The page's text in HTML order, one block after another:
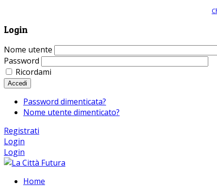
Login
Nome utente
Password
Ricordami
Accedi
Password dimenticata?
Nome utente dimenticato?
Registrati
Login
Login
Home